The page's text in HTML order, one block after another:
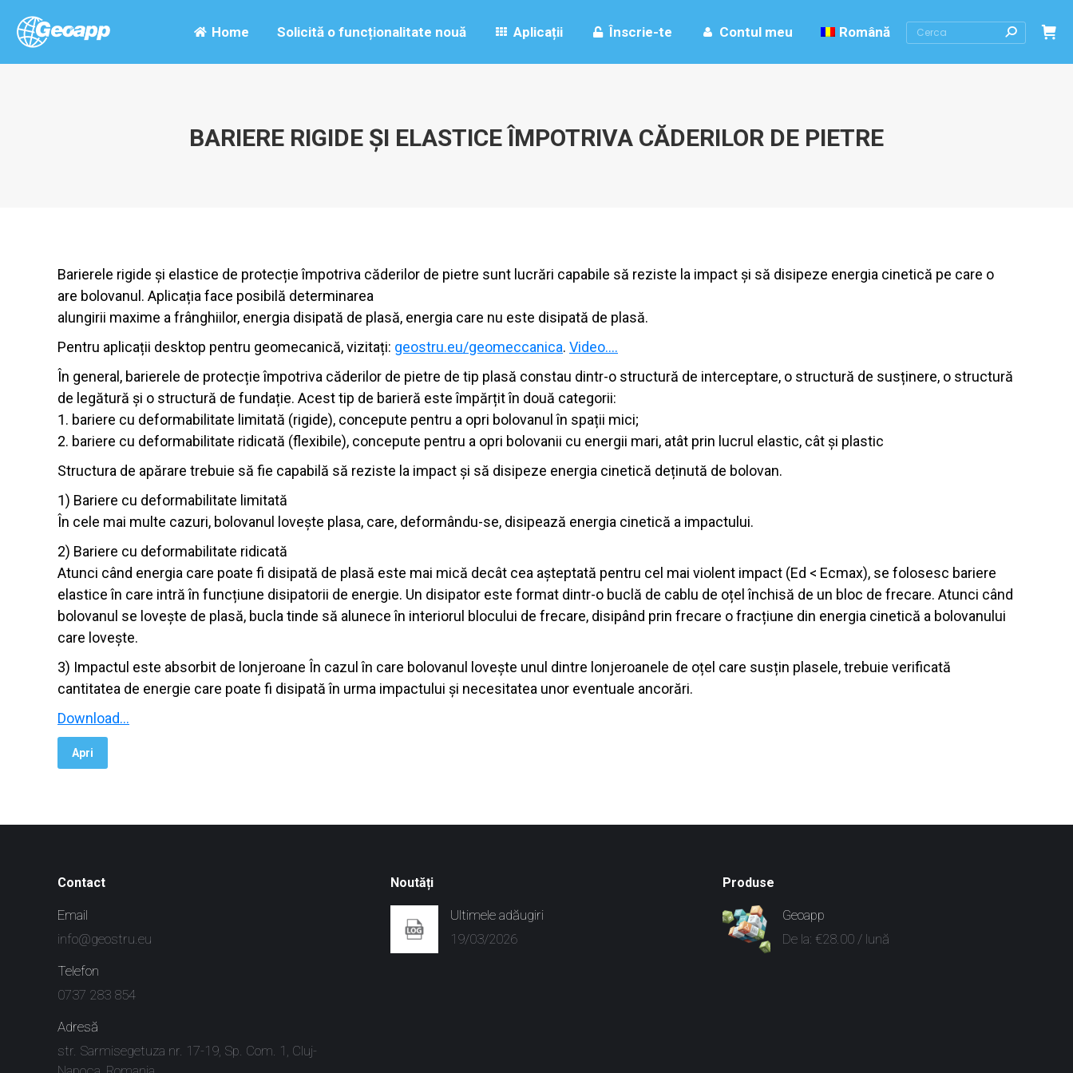
Home Solicită o funcționalitate nouă Aplicații Înscrie-te Contul meu Română Search:
BARIERE RIGIDE ȘI ELASTICE ÎMPOTRIVA CĂDERILOR DE PIETRE
Barierele rigide și elastice de protecție împotriva căderilor de pietre sunt lucrări capabile să reziste la impact și să disipeze energia cinetică pe care o
are bolovanul. Aplicația face posibilă determinarea
alungirii maxime a frânghiilor, energia disipată de plasă, energia care nu este disipată de plasă.
Pentru aplicații desktop pentru geomecanică, vizitați: geostru.eu/geomeccanica. Video….
În general, barierele de protecție împotriva căderilor de pietre de tip plasă constau dintr-o structură de interceptare, o structură de susținere, o structură
de legătură și o structură de fundație. Acest tip de barieră este împărțit în două categorii:
1. bariere cu deformabilitate limitată (rigide), concepute pentru a opri bolovanul în spații mici;
2. bariere cu deformabilitate ridicată (flexibile), concepute pentru a opri bolovanii cu energii mari, atât prin lucrul elastic, cât și plastic
Structura de apărare trebuie să fie capabilă să reziste la impact și să disipeze energia cinetică deținută de bolovan.
1) Bariere cu deformabilitate limitată
În cele mai multe cazuri, bolovanul lovește plasa, care, deformându-se, disipează energia cinetică a impactului.
2) Bariere cu deformabilitate ridicată
Atunci când energia care poate fi disipată de plasă este mai mică decât cea așteptată pentru cel mai violent impact (Ed < Ecmax), se folosesc bariere
elastice în care intră în funcțiune disipatorii de energie. Un disipator este format dintr-o buclă de cablu de oțel închisă de un bloc de frecare. Atunci când
bolovanul se lovește de plasă, bucla tinde să alunece în interiorul blocului de frecare, disipând prin frecare o fracțiune din energia cinetică a bolovanului
care lovește.
3) Impactul este absorbit de lonjeroane În cazul în care bolovanul lovește unul dintre lonjeroanele de oțel care susțin plasele, trebuie verificată
cantitatea de energie care poate fi disipată în urma impactului și necesitatea unor eventuale ancorări.
Download…
Apri
Contact
Email
info@geostru.eu
Telefon
0737 283 854
Adresă
str. Sarmisegetuza nr. 17-19, Sp. Com. 1, Cluj-
Noutăți
Ultimele adăugiri
19/03/2026
Produse
Geoapp
De la: €28.00 / lună